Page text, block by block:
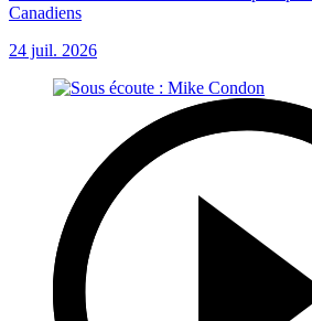
Canadiens
24 juil. 2026